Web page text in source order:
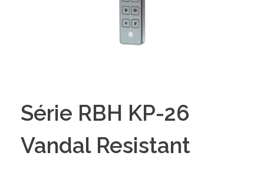
Série RBH KP-26
Vandal Resistant